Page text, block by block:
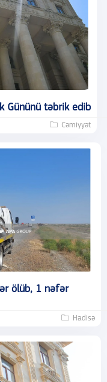
Gününü təbrik edib
Cəmiyyət
ölüb, 1 nəfər
Hadisə